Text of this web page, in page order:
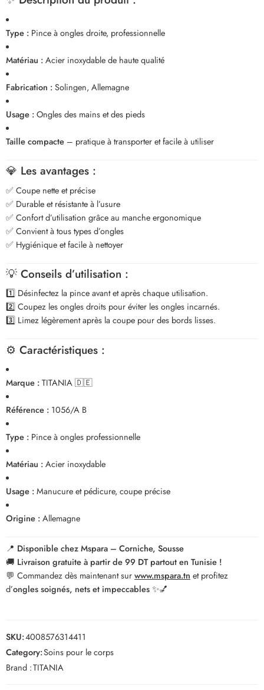
Type : Pince à ongles droite, professionnelle
Matériau :Acier inoxydable de haute qualité
Fabrication :Solingen, Allemagne
Usage :Ongles des mains et des pieds
Taille compacte – pratique à transporter et facile à utiliser
💎 Les avantages :
✅ Coupe nette et précise
✅ Durable et résistante à l’usure
✅ Confort d’utilisation grâce au manche ergonomique
✅ Convient à tous types d’ongles
✅ Hygiénique et facile à nettoyer
💡 Conseils d’utilisation :
1️⃣ Désinfectez la pince avant et après chaque utilisation.
2️⃣ Coupez les ongles droits pour éviter les ongles incarnés.
3️⃣ Limez légèrement après la coupe pour des bords lisses.
⚙️ Caractéristiques :
Marque :TITANIA 🇩🇪
Référence : 1056/A B
Type : Pince à ongles professionnelle
Matériau :Acier inoxydable
Usage :Manucure et pédicure, coupe précise
Origine :Allemagne
📍 Disponible chez Mspara – Corniche, Sousse
🚚 Livraison gratuite à partir de 99 DT partout en Tunisie !
💬 Commandez dès maintenant surwww.mspara.tn et profitez
d’ongles soignés, nets et impeccables✨💅
SKU:4008576314411
Category:Soins pour le corps
Brand :TITANIA